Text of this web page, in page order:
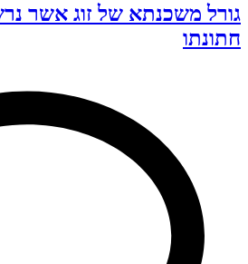
גורל משכנתא של זוג אשר
חתונתו